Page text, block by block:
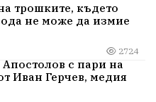
трошките, където
не може да измие
2724
Апостолов с пари на
Иван Герчев, медия